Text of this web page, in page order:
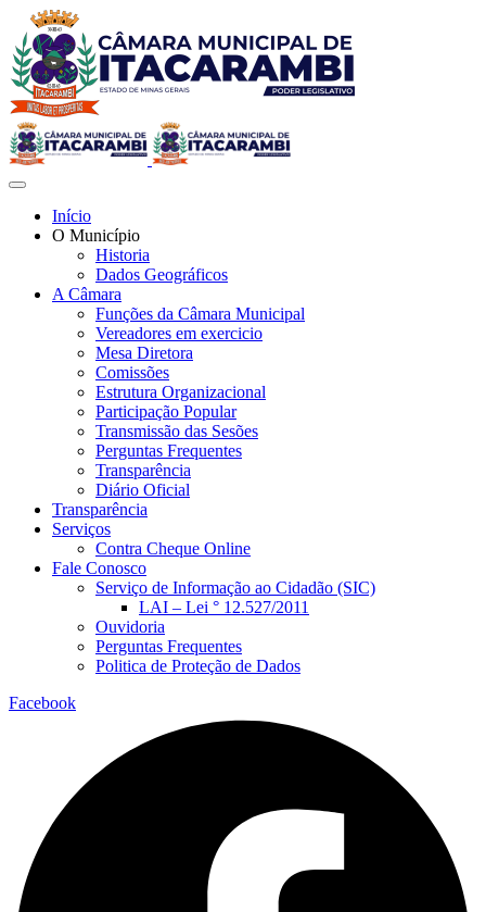
Início
O Município
Historia
Dados Geográficos
A Câmara
Funções da Câmara Municipal
Vereadores em exercicio
Mesa Diretora
Comissões
Estrutura Organizacional
Participação Popular
Transmissão das Sesões
Perguntas Frequentes
Transparência
Diário Oficial
Transparência
Serviços
Contra Cheque Online
Fale Conosco
Serviço de Informação ao Cidadão (SIC)
LAI – Lei ° 12.527/2011
Ouvidoria
Perguntas Frequentes
Politica de Proteção de Dados
Facebook